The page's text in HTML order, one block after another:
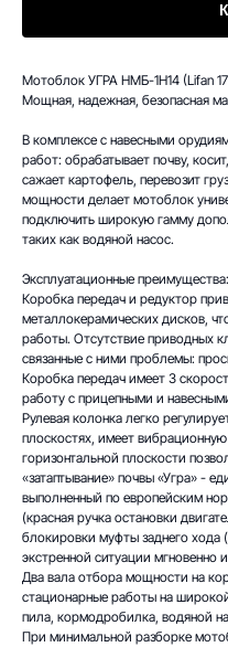
Мотоблок УГРА НМБ-1Н14 (Lifan
Мощная, надежная, безопасная
В комплексе с навесными
работ: обрабатывает почву,
сажает картофель, перевозит
мощности делает мотоблок
подключить широкую гамму
таких как водяной насос.
Эксплуатационные преимущества:
Коробка передач и редуктор
металлокерамических дисков,
работы. Отсутствие приводных
связанные с ними проблемы:
Коробка передач имеет 3
работу с прицепными и
Рулевая колонка легко
плоскостях, имеет
горизонтальной плоскости
«затаптывание» почвы «Угра» -
выполненный по европейским
(красная ручка остановки
блокировки муфты заднего хода
экстренной ситуации мгновенно
Два вала отбора мощности на
стационарные работы на
пила, кормодробилка, водяной
При минимальной разборке